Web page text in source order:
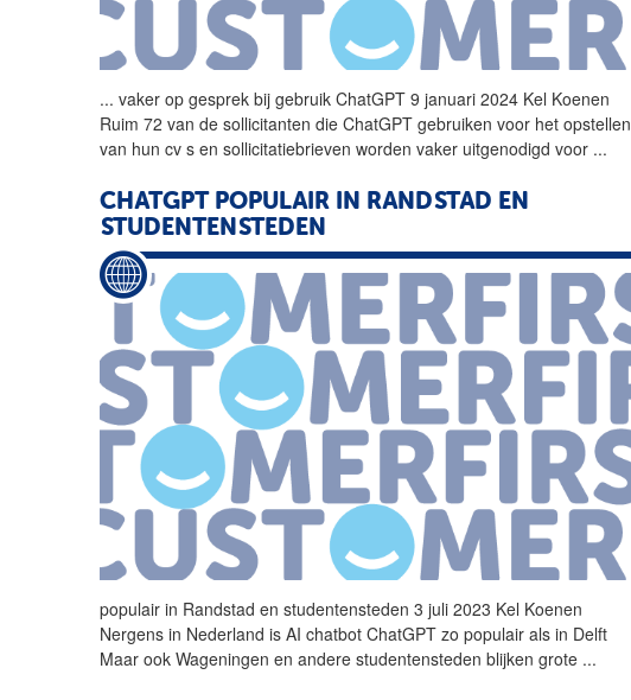
... vaker op gesprek bij gebruikChatGPT 9 januari 2024 Kel Koenen
Ruim 72 van de sollicitanten dieChatGPT gebruiken voor het opstellen
van hun cv s en sollicitatiebrieven worden vaker uitgenodigd voor ...
CHATGPT POPULAIR IN RANDSTAD EN
STUDENTENSTEDEN
populair in Randstad en studentensteden 3 juli 2023 Kel Koenen
Nergens in Nederland is AI chatbotChatGPT zo populair als in Delft
Maar ook Wageningen en andere studentensteden blijken grote ...